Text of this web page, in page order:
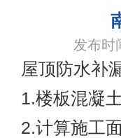
发布时
屋顶防水补
1.楼板混凝
2.计算施工